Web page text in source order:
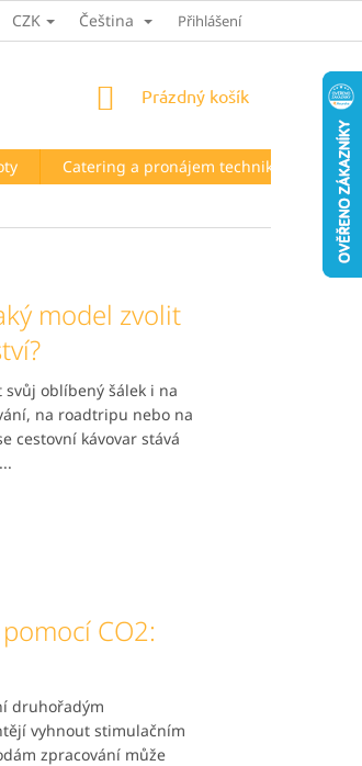
CZK Čeština Přihlášení
NÁKUPNÍ
Prázdný košík
Catering a pronájem techniky
model zvolit
oblíbený šálek i na
na roadtripu nebo na
cestovní kávovar stává
CO2:
druhořadým
vyhnout stimulačním
zpracování může